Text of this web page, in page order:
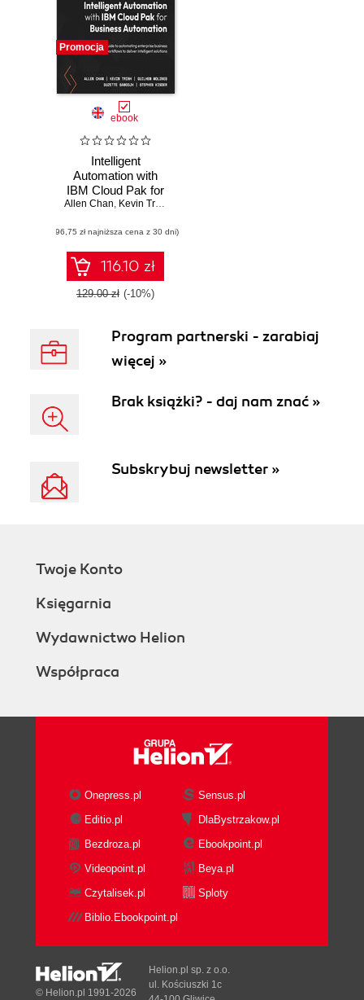
Promocja
ebook
Intelligent
Automation with
IBM Cloud Pak for
Business
practical guide to
automating
enterprise
business
workflows to
Allen Chan, Kevin Trinh
(96,75 zł najniższa cena z 30 dni)
116.10 zł
129.00 zł (-10%)
Program partnerski - zarabiaj
więcej »
Brak książki? - daj nam znać »
Subskrybuj newsletter »
Twoje Konto
Księgarnia
Wydawnictwo Helion
Współpraca
Onepress.pl
Sensus.pl
Editio.pl
DlaBystrzakow.pl
Bezdroza.pl
Ebookpoint.pl
Videopoint.pl
Beya.pl
Czytalisek.pl
Sploty
Biblio.Ebookpoint.pl
© Helion.pl 1991-2026
Helion.pl sp. z o.o.
ul. Kościuszki 1c